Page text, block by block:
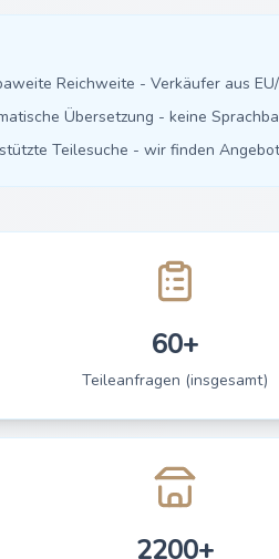
Reichweite - Verkäufer aus
Übersetzung - keine
Teilesuche - wir finden
60+
Teileanfragen (insgesamt)
2200+